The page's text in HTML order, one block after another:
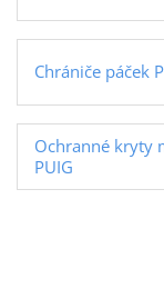
Chrániče páček
Ochranné kryty
PUIG